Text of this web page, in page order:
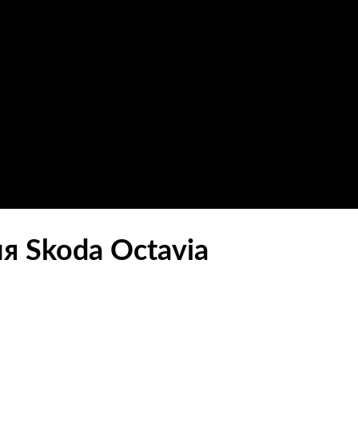
Skoda Octavia